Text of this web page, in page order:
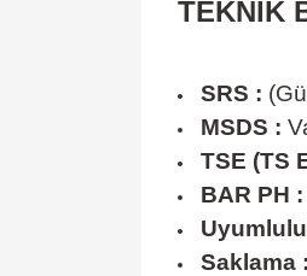
TEKNİK
SRS :
MSDS :
TSE (TS
BAR PH :
Saklama :